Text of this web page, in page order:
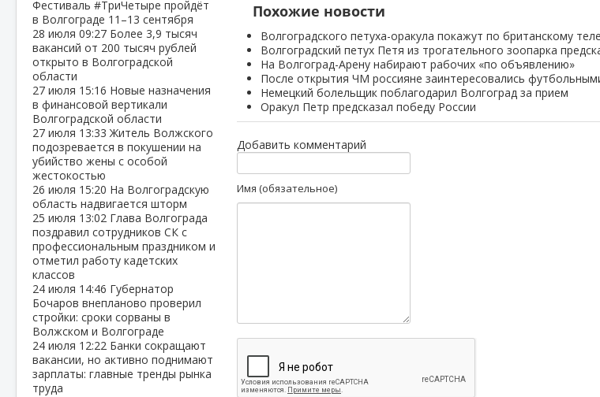
Фестиваль #ТриЧетыре пройдёт
в Волгограде 11–13 сентября
28 июля 09:27 Более 3,9 тысяч
вакансий от 200 тысяч рублей
открыто в Волгоградской
области
27 июля 15:16 Новые назначения
в финансовой вертикали
Волгоградской области
27 июля 13:33Житель Волжского
подозревается в покушении на
убийство жены с особой
жестокостью
26 июля 15:20 На Волгоградскую
область надвигается шторм
25 июля 13:02 Глава Волгограда
поздравил сотрудников СК с
профессиональным праздником и
отметил работу кадетских
классов
24 июля 14:46 Губернатор
Бочаров внепланово проверил
стройки: сроки сорваны в
Волжском и Волгограде
24 июля 12:22 Банки сокращают
вакансии, но активно поднимают
зарплаты: главные тренды рынка
труда
Похожие новости
Волгоградского петуха-оракула покажут по британскому
Волгоградский петух Петя из трогательного зоопарка
На Волгоград-Арену набирают рабочих «по объявлению»
После открытия ЧМ россияне заинтересовались
Немецкий болельщик поблагодарил Волгоград за прием
Оракул Петр предсказал победу России
Добавить комментарий
Имя (обязательное)